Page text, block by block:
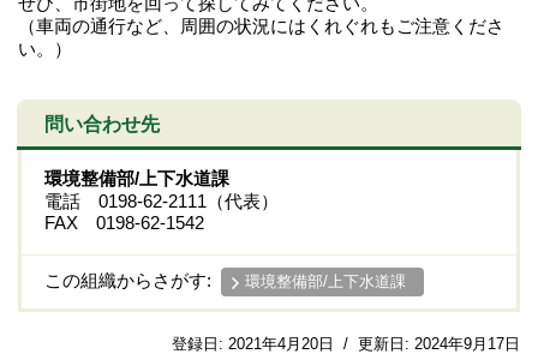
（車両の通行など、周囲の状況にはくれぐれもご注意くださ
い。）
問い合わせ先
環境整備部/上下水道課
電話 0198-62-2111（代表）
FAX 0198-62-1542
この組織からさがす: 環境整備部/上下水道課
登録日: 2021年4月20日 / 更新日: 2024年9月17日